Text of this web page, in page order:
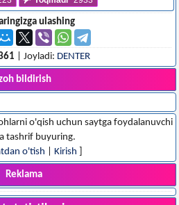
ulashing
| Joyladi: DENTER
bildirish
o'qish uchun saytga foydalanuvchi
tashrif buyuring.
o'tish Kirish
Reklama